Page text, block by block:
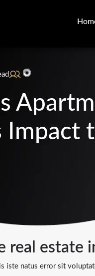
Impact
real estate
iste natus error sit